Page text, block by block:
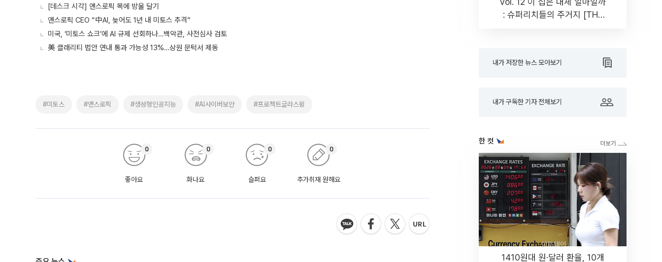
[데스크 시각] 앤스로픽 목에 방울 달기
앤스로픽 CEO “中AI, 늦어도 1년 내 미토스 추격”
미국, ‘미토스 쇼크’에 AI 규제 선회하나…백악관, 사전심사 검토
美 클래리티 법안 연내 통과 가능성 13%…상원 문턱서 제동
#미토스 #앤스로픽 #생성형인공지능 #AI사이버보안 #프로젝트글라스윙
좋아요
0
화나요
0
슬퍼요
0
추가취재 원해요
0
: 슈퍼리치들의 주거지 [THE
내가 저장한 뉴스 모아보기
내가 구독한 기자 전체보기
한 컷
1410원대 원·달러 환율, 10개